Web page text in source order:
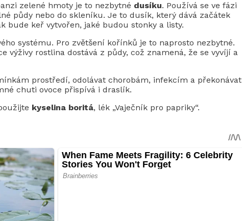
zelené hmoty je to nezbytné dusíku. Používá se ve fázi
půdy nebo do skleníku. Je to dusík, který dává začátek
bude keř vytvořen, jaké budou stonky a listy.
systému. Pro zvětšení kořínků je to naprosto nezbytné.
výživy rostlina dostává z půdy, což znamená, že se vyvíjí a
prostředí, odolávat chorobám, infekcím a překonávat
chuti ovoce přispívá i draslík.
kyselina boritá, lék „Vaječník pro papriky“.